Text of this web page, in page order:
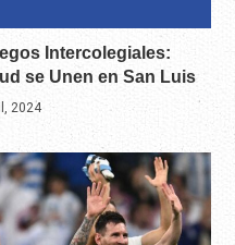
Intercolegiales:
se Unen en San Luis
2024